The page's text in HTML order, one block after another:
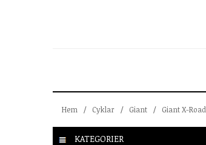
Hem / Cyklar / Giant / Giant X-Road
KATEGORIER